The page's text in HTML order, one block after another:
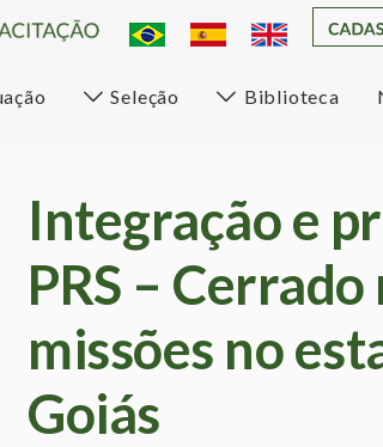
Seleção Biblioteca
Integração e
PRS –
missões no
Goiás